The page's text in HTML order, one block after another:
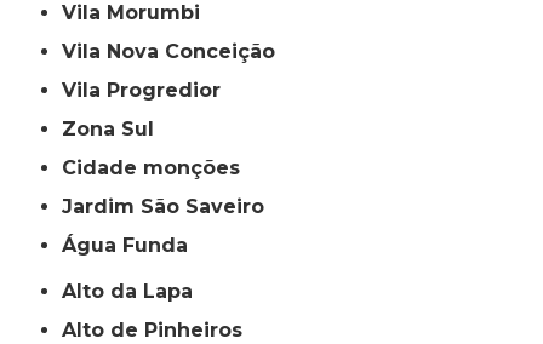
Vila Morumbi
Vila Nova Conceição
Vila Progredior
Zona Sul
cidade monções
jardim São Saveiro
Água Funda
Alto da Lapa
Alto de Pinheiros